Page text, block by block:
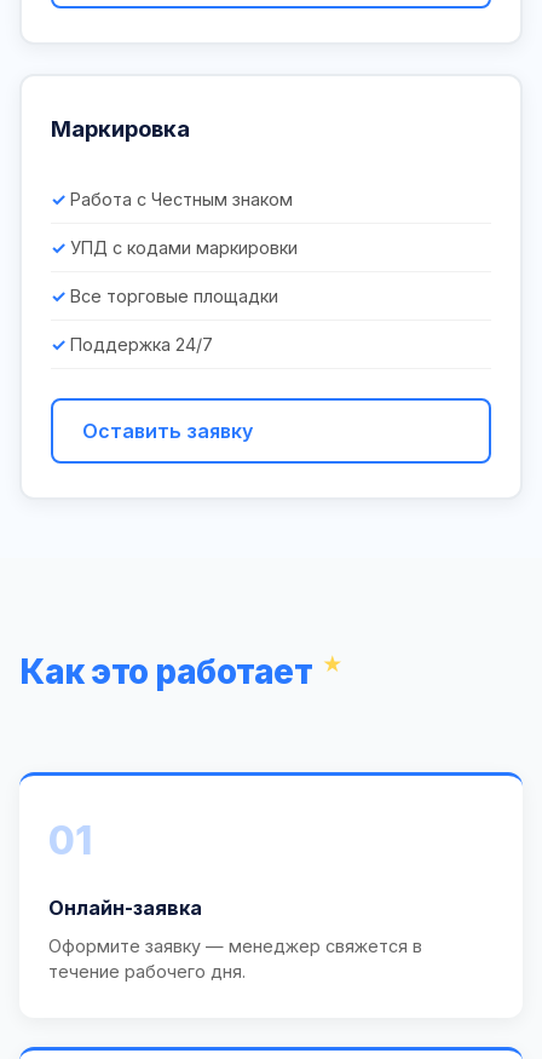
Маркировка
Работа с Честным знаком
УПД с кодами маркировки
Все торговые площадки
Поддержка 24/7
Оставить заявку
Как это работает
01
Онлайн-заявка
Оформите заявку — менеджер свяжется в
течение рабочего дня.